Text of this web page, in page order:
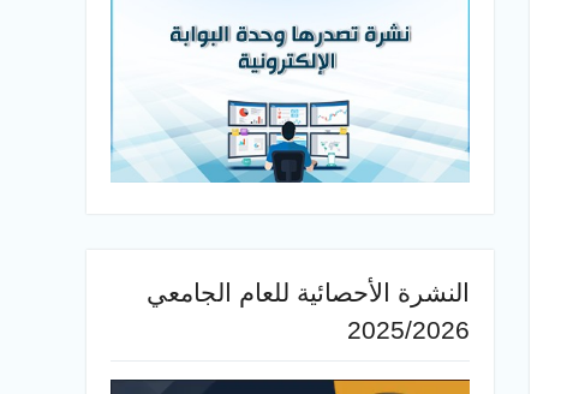
النشرة الأحصائية للعام الجامعي
2025/2026